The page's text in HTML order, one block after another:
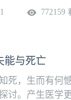
对国人的死亡
772159
能与死亡
死，生而有何
讨。产生医学